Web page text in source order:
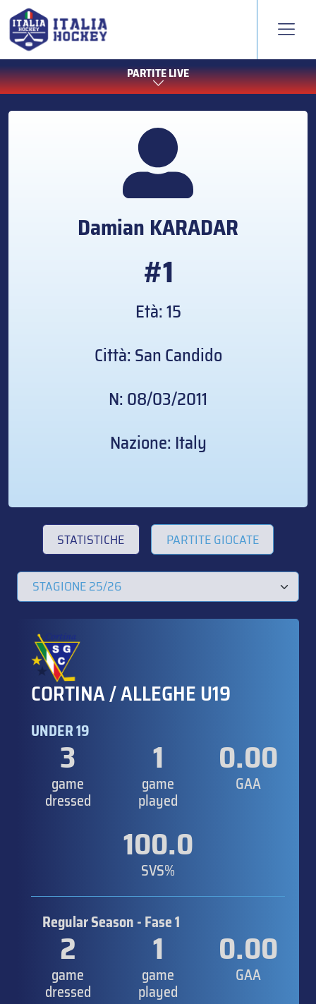
PARTITE LIVE
Damian KARADAR
#1
Età: 15
Città: San Candido
N: 08/03/2011
Nazione: Italy
STATISTICHE PARTITE GIOCATE
CORTINA / ALLEGHE U19
UNDER 19
3
game
dressed
1
game
played
0.00
GAA
100.0
SVS%
Regular Season - Fase 1
2
game
dressed
1
game
played
0.00
GAA